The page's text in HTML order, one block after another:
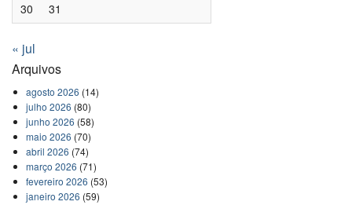
30
31
« jul
Arquivos
agosto 2026 (14)
julho 2026 (80)
junho 2026 (58)
maio 2026 (70)
abril 2026 (74)
março 2026 (71)
fevereiro 2026 (53)
janeiro 2026 (59)